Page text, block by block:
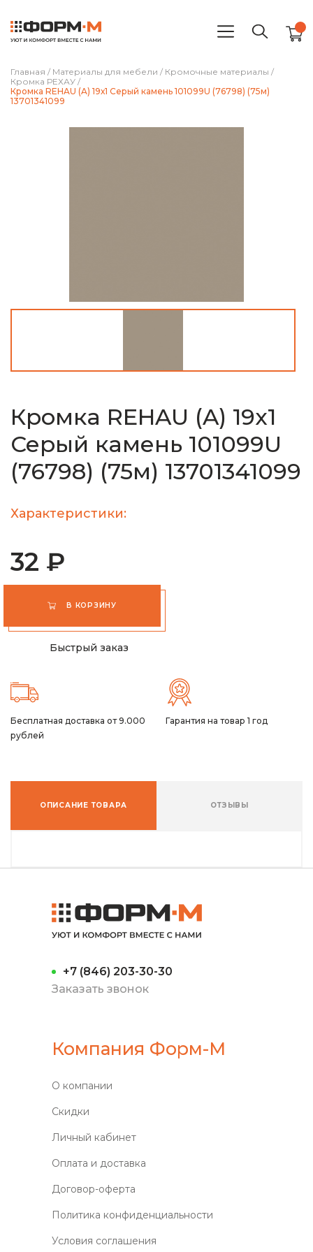
Главная / Материалы для мебели / Кромочные материалы /
Кромка РЕХАУ /
Кромка REHAU (A) 19х1 Серый камень 101099U (76798) (75м)
13701341099
Кромка REHAU (A) 19х1
Серый камень 101099U
(76798) (75м) 13701341099
Характеристики:
32 ₽
В КОРЗИНУ
Быстрый заказ
Бесплатная доставка от 9.000
рублей
Гарантия на товар 1 год
ОПИСАНИЕ ТОВАРА ОТЗЫВЫ
+7 (846) 203-30-30
Заказать звонок
Компания Форм-М
О компании
Скидки
Личный кабинет
Оплата и доставка
Договор-оферта
Политика конфиденциальности
Условия соглашения